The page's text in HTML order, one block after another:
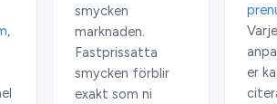
,
smycken
marknaden.
Fastprissatta
smycken förblir
exakt som ni
er